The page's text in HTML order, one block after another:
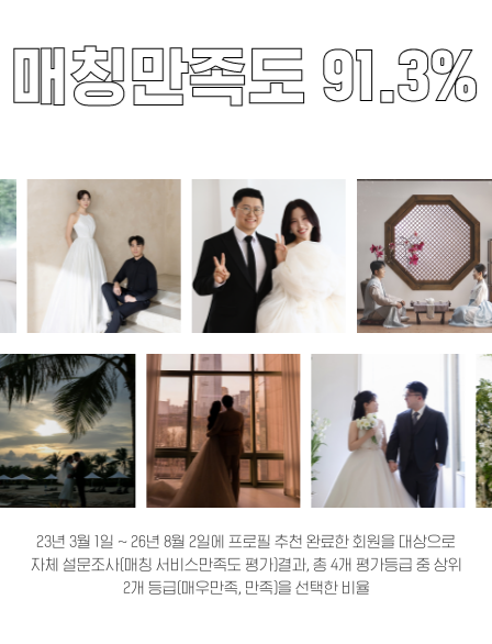
매칭만족도 91.3%
23년 3월 1일 ~ 26년 8월 2일에 프로필 추천 완료한 회원을 대상으로
자체 설문조사(매칭 서비스만족도 평가)결과, 총 4개 평가등급 중 상위
2개 등급(매우만족, 만족)을 선택한 비율